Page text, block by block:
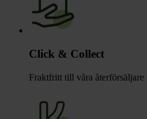
Click & Collect
Fraktfritt till våra återförsäljare